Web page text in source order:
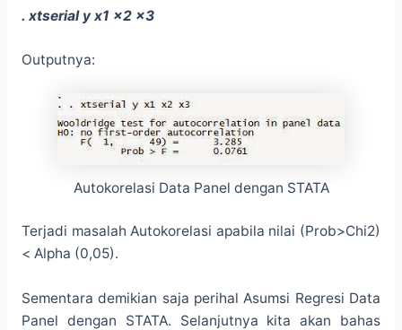
. xtserial y x1 x2 x3
Outputnya:
Autokorelasi Data Panel dengan STATA
Terjadi masalah Autokorelasi apabila nilai (Prob>Chi2)
< Alpha (0,05).
Sementara demikian saja perihal Asumsi Regresi Data
Panel dengan STATA. Selanjutnya kita akan bahas